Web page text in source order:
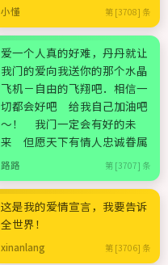
小懂 第 [3708] 条
爱一个人真的好难，丹丹就让
我门的爱向我送你的那个水晶
飞机－自由的飞翔吧．相信一
切都会好吧 给我自己加油吧
～！ 我门一定会有好的未
来 但愿天下有情人忠诚眷属
路路 第 [3707] 条
这是我的爱情宣言，我要告诉
全世界！
xinanlang 第 [3706] 条